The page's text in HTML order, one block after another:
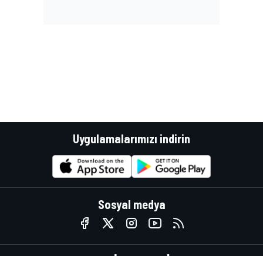
Uygulamalarımızı indirin
Sosyal medya